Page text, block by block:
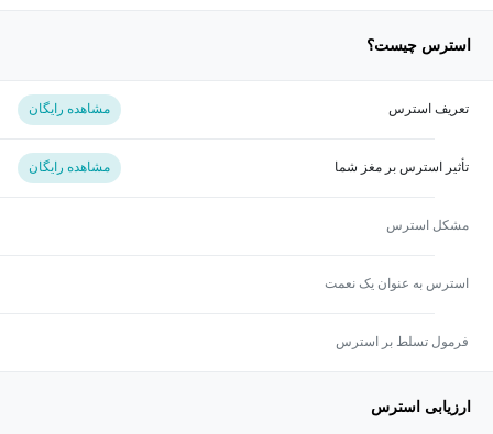
استرس چیست؟
تعریف استرس مشاهده رایگان
تأثیر استرس بر مغز شما مشاهده رایگان
مشکل استرس
استرس به عنوان یک نعمت
فرمول تسلط بر استرس
ارزیابی استرس